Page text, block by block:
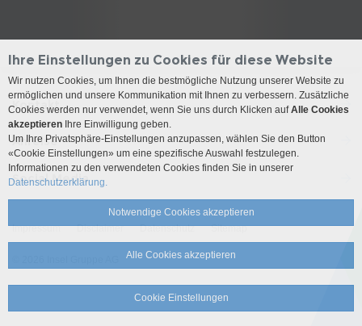
Kontakt
Anreise
Social Media
Impressum Disclaimer Datenschutz Sitemap
Ihre Einstellungen zu Cookies für diese Website
Wir nutzen Cookies, um Ihnen die bestmögliche Nutzung unserer Website zu
ermöglichen und unsere Kommunikation mit Ihnen zu verbessern. Zusätzliche
Cookies werden nur verwendet, wenn Sie uns durch Klicken aufAlle Cookies
akzeptieren Ihre Einwilligung geben.
Um Ihre Privatsphäre-Einstellungen anzupassen, wählen Sie den Button
«Cookie Einstellungen» um eine spezifische Auswahl festzulegen.
Informationen zu den verwendeten Cookies finden Sie in unserer
Datenschutzerklärung.
Notwendige Cookies akzeptieren
Alle Cookies akzeptieren
Cookie Einstellungen